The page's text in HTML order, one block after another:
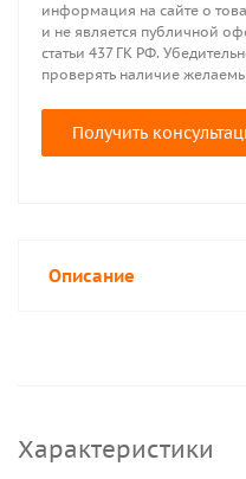
информация на сайте о
и не является публичной
статьи 437 ГК РФ.
проверять наличие
Получить
Описание
Характеристики